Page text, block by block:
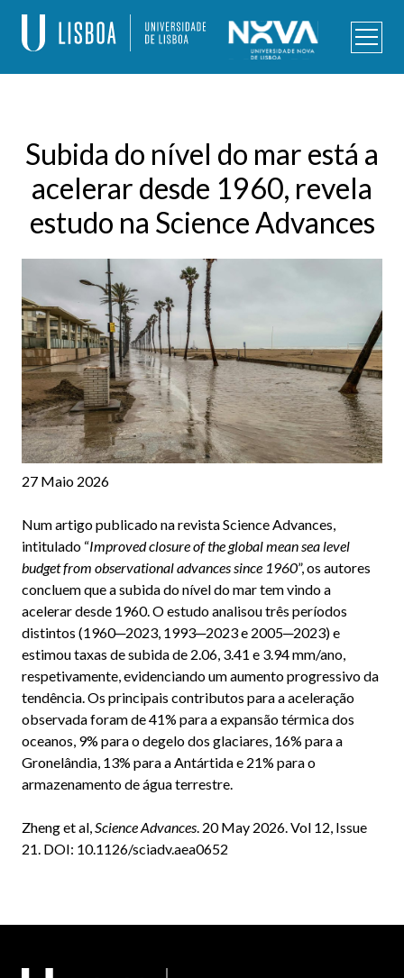
content
Programa de Doutoramento – Alterações Climáticas e
Subida do nível do mar está a
acelerar desde 1960, revela
estudo na Science Advances
27 Maio 2026
Num artigo publicado na revista Science Advances,
intitulado “Improved closure of the global mean sea level
budget from observational advances since 1960”, os autores
concluem que a subida do nível do mar tem vindo a
acelerar desde 1960. O estudo analisou três períodos
distintos (1960─2023, 1993─2023 e 2005─2023) e
estimou taxas de subida de 2.06, 3.41 e 3.94 mm/ano,
respetivamente, evidenciando um aumento progressivo da
tendência. Os principais contributos para a aceleração
observada foram de 41% para a expansão térmica dos
oceanos, 9% para o degelo dos glaciares, 16% para a
Gronelândia, 13% para a Antártida e 21% para o
armazenamento de água terrestre.
Zheng et al, Science Advances . 20 May 2026. Vol 12, Issue
21. DOI: 10.1126/sciadv.aea0652